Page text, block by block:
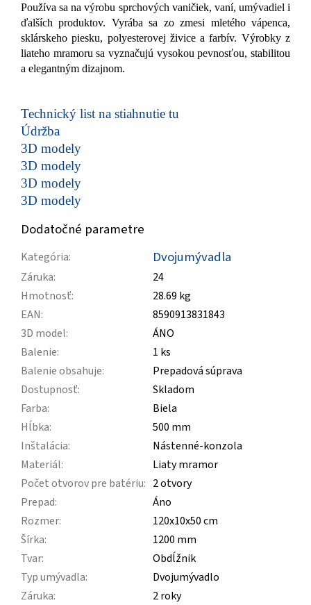
Používa sa na výrobu sprchových vaničiek, vaní, umývadiel i
ďalších produktov. Vyrába sa zo zmesi mletého vápenca,
sklárskeho piesku, polyesterovej živice a farbív. Výrobky z
liateho mramoru sa vyznačujú vysokou pevnosťou, stabilitou
a elegantným dizajnom.
Technický list na stiahnutie tu
Údržba
3D modely
3D modely
3D modely
3D modely
Dodatočné parametre
Kategória: Dvojumývadla
Záruka:
24
Hmotnosť:
28.69 kg
EAN:
8590913831843
3D model:
ÁNO
Balenie:
1 ks
Balenie obsahuje:
Prepadová súprava
Dostupnosť:
Skladom
Farba:
Biela
Hĺbka:
500 mm
Inštalácia:
Nástenné-konzola
Materiál:
Liaty mramor
Počet otvorov pre batériu: 2 otvory
Prepad:
Áno
Rozmer:
120x10x50 cm
Šírka:
1200 mm
Tvar:
Obdĺžnik
Typ umývadla:
Dvojumývadlo
Záruka: 2 roky